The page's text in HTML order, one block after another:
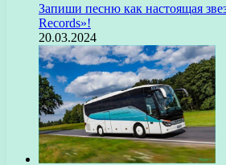
Запиши песню как настоящая
Records»!
20.03.2024